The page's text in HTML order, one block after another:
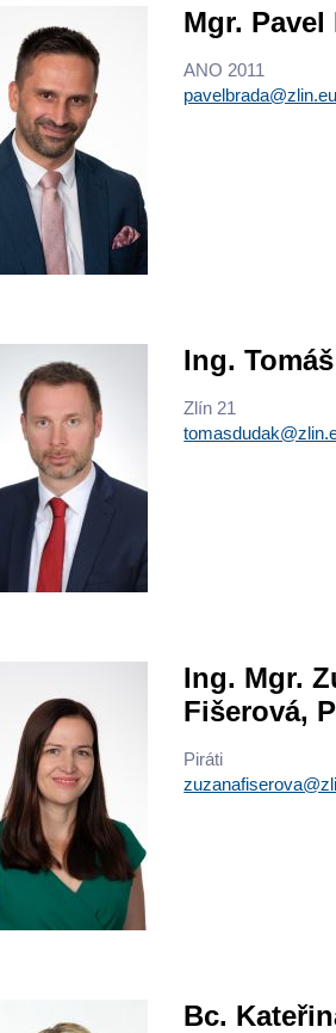
Mgr. Pavel
ANO 2011
pavelbrada@zlin.eu
Ing.
Zlín 21
Ing. Mgr.
Fišerová,
Piráti
Bc.